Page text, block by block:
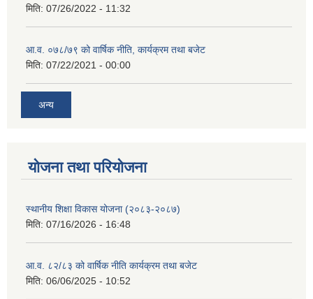
मिति: 07/26/2022 - 11:32
आ.व. ०७८/७९ को वार्षिक नीति, कार्यक्रम तथा बजेट
मिति: 07/22/2021 - 00:00
अन्य
याेजना तथा परियाेजना
स्थानीय शिक्षा विकास योजना (२०८३-२०८७)
मिति: 07/16/2026 - 16:48
आ.व. ८२/८३ को वार्षिक नीति कार्यक्रम तथा बजेट
मिति: 06/06/2025 - 10:52